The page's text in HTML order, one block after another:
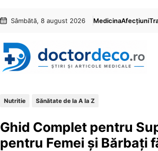
conținut
content
Sâmbătă, 8 august 2026 MedicinaAfecțiuni
Nutritie Sănătate de la A la Z
Ghid Complet pentru
pentru Femei și Bărbați